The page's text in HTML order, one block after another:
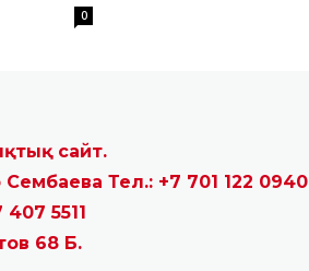
0
сайт.
Тел.: +7 701 122 0940
5511
68 Б.